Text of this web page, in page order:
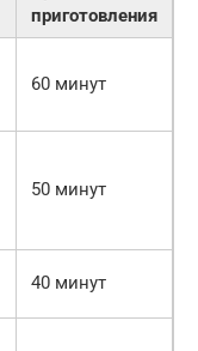
приготовления
60 минут
50 минут
40 минут